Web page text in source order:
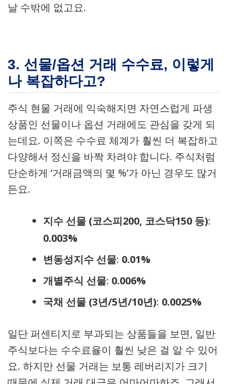
날 수밖에 없고요.
3. 선물/옵션 거래 수수료, 이렇게
나 복잡하다고?
주식 현물 거래에 익숙해지면 자연스럽게 파생
상품인 선물이나 옵션 거래에도 관심을 갖게 되
는데요. 이쪽은 수수료 체계가 훨씬 더 복잡하고
다양해서 정신을 바짝 차려야 합니다. 주식처럼
단순하게 ‘거래금액의 몇 %’가 아닌 경우도 많거
든요.
지수 선물 (코스피200, 코스닥150 등):
0.003%
변동성지수 선물: 0.01%
개별주식 선물: 0.006%
국채 선물 (3년/5년/10년): 0.0025%
일단 퍼센티지로 부과되는 상품들을 보면, 일반
주식보다는 수수료율이 훨씬 낮은 걸 알 수 있어
요. 하지만 선물 거래는 보통 레버리지가 크기